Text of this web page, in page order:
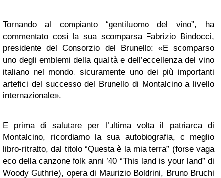
Tornando al compianto “gentiluomo del vino”, ha
commentato così la sua scomparsa Fabrizio Bindocci,
presidente del Consorzio del Brunello: «È scomparso
uno degli emblemi della qualità e dell’eccellenza del vino
italiano nel mondo, sicuramente uno dei più importanti
artefici del successo del Brunello di Montalcino a livello
internazionale».
E prima di salutare per l’ultima volta il patriarca di
Montalcino, ricordiamo la sua autobiografia, o meglio
libro-ritratto, dal titolo “Questa è la mia terra” (forse vaga
eco della canzone folk anni ’40 “This land is your land” di
Woody Guthrie), opera di Maurizio Boldrini, Bruno Bruchi